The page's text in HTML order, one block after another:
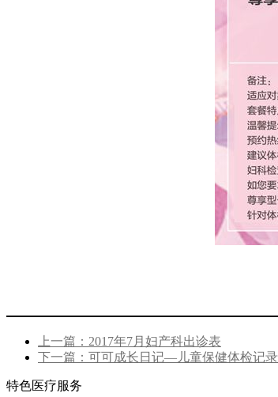
上一篇：2017年7月妇产科出诊表
下一篇：可可成长日记—儿童保健体检记录
特色医疗服务